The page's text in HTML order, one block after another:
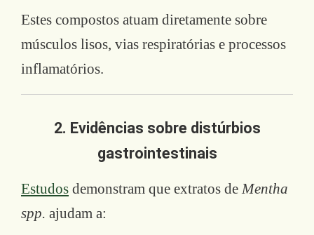
Estes compostos atuam diretamente sobre
músculos lisos, vias respiratórias e processos
inflamatórios.
2. Evidências sobre distúrbios
gastrointestinais
Estudos demonstram que extratos de Mentha
spp. ajudam a: